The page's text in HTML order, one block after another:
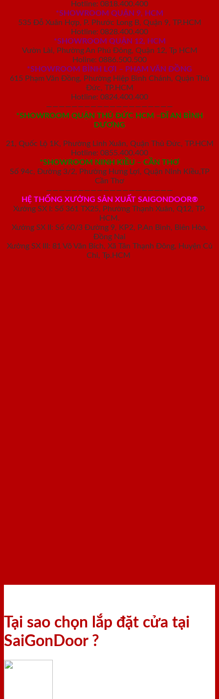
Hotline: 0818.400.400
*SHOWROOM QUẬN 9, HCM
535 Đỗ Xuân Hợp, P. Phước Long B, Quận 9, TP.HCM
Hotline: 0828.400.400
*SHOWROOM QUẬN 12, HCM
Vườn Lài, Phường An Phú Đông, Quận 12, Tp HCM
Holine: 0886.500.500
*SHOWROOM BÌNH LỢI – PHẠM VĂN ĐỒNG
615 Phạm Văn Đồng, Phường Hiệp Bình Chánh, Quận Thủ
Đức, TP.HCM
Hotline: 0824.400.400
————————————————————
*SHOWROOM QUẬN THỦ ĐỨC HCM –DĨ AN BÌNH
DƯƠNG
21, Quốc Lộ 1K, Phường Linh Xuân, Quận Thủ Đức, TP.HCM
Hotline: 0855.400.400
*SHOWROOM NINH KIỀU – CẦN THƠ
Số 94c, Đường 3/2, Phường Hưng Lợi, Quận Ninh Kiều,TP
Cần Thơ
————————————————————
HỆ THỐNG XƯỞNG SẢN XUẤT SAIGONDOOR®
Xưởng SX I: Số 361 TX25, Phường Thạnh Xuân, Q12, TP.
HCM.
Xưởng SX II: Số 60/3 Đường 9, KP2, P.An Bình, Biên Hòa,
Đồng Nai
Xưởng SX III: 81 Võ Văn Bích, Xã Tân Thạnh Đông, Huyện Củ
Chi, Tp.HCM
Tại sao chọn lắp đặt cửa tại
SaiGonDoor ?